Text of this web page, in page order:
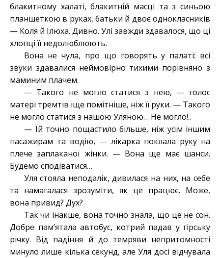
блакитному халаті, блакитній масці та з синьою
планшеткою в руках, батьки й двоє однокласників
— Коля й Ілюха. Дивно. Улі завжди здавалося, що ці
хлопці її недолюблюють.
Вона не чула, про що говорять у палаті: всі
звуки здавалися неймовірно тихими порівняно з
маминим плачем.
— Такого не могло статися з нею, — голос
матері тремтів іще помітніше, ніж її руки. — Такого
не могло статися з нашою Уляною… Не могло!..
— Їй точно пощастило більше, ніж усім іншим
пасажирам та водію, — лікарка поклала руку на
плече заплаканої жінки. — Вона ще має шанси.
Будемо сподіватися…
Уля стояла неподалік, дивилася на них, на себе
та намагалася зрозуміти, як це працює. Може,
вона привид? Дух?
Так чи інакше, вона точно знала, що це не сон.
Добре пам’ятала автобус, котрий падав у гірську
річку. Від падіння й до темряви непритомності
минуло лише кілька секунд, але Уля досі відчувала